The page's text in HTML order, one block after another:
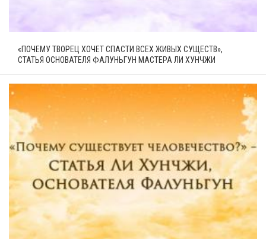
«ПОЧЕМУ ТВОРЕЦ ХОЧЕТ СПАСТИ ВСЕХ ЖИВЫХ СУЩЕСТВ»,
СТАТЬЯ ОСНОВАТЕЛЯ ФАЛУНЬГУН МАСТЕРА ЛИ ХУНЧЖИ